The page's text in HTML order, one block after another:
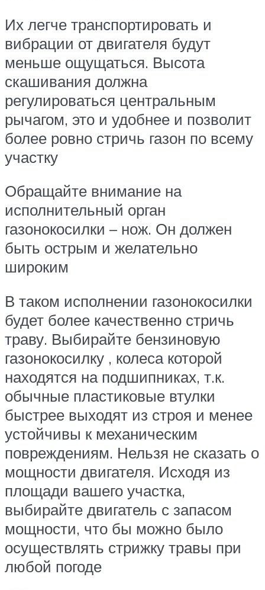
Их легче транспортировать и
вибрации от двигателя будут
меньше ощущаться. Высота
скашивания должна
регулироваться центральным
рычагом, это и удобнее и позволит
более ровно стричь газон по всему
участку
Обращайте внимание на
исполнительный орган
газонокосилки – нож. Он должен
быть острым и желательно
широким
В таком исполнении газонокосилки
будет более качественно стричь
траву. Выбирайте бензиновую
газонокосилку , колеса которой
находятся на подшипниках, т.к.
обычные пластиковые втулки
быстрее выходят из строя и менее
устойчивы к механическим
повреждениям. Нельзя не сказать о
мощности двигателя. Исходя из
площади вашего участка,
выбирайте двигатель с запасом
мощности, что бы можно было
осуществлять стрижку травы при
любой погоде